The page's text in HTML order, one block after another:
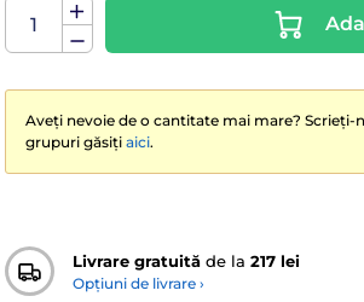
Aveți nevoie de o cantitate mai mare?
grupuri găsiți aici.
Livrare gratuită de la 217 lei
Opțiuni de livrare ›